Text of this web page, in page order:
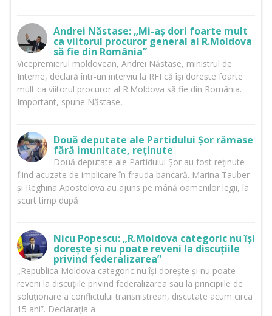
Andrei Năstase: „Mi-aș dori foarte mult
ca viitorul procuror general al R.Moldova
să fie din România”
Vicepremierul moldovean, Andrei Năstase, ministrul de
Interne, declară într-un interviu la RFI că își dorește foarte
mult ca viitorul procuror al R.Moldova să fie din România.
Important, spune Năstase,
Două deputate ale Partidului Șor rămase
fără imunitate, reținute
Două deputate ale Partidului Șor au fost reținute
fiind acuzate de implicare în frauda bancară. Marina Tauber
și Reghina Apostolova au ajuns pe mână oamenilor legii, la
scurt timp după
Nicu Popescu: „R.Moldova categoric nu își
dorește și nu poate reveni la discuțiile
privind federalizarea”
„Republica Moldova categoric nu își dorește și nu poate
reveni la discuțiile privind federalizarea sau la principiile de
soluționare a conflictului transnistrean, discutate acum circa
15 ani”. Declarația a